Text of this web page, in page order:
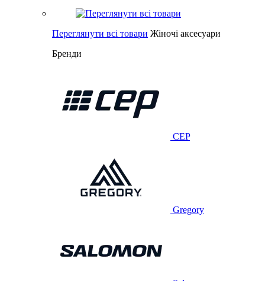
Переглянути всі товари Жіночі аксесуари
Бренди
CEP
Gregory